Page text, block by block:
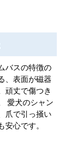
バスの特徴の
、表面が磁器
頑丈で傷つき
愛犬のシャン
爪で引っ掻い
安心です。